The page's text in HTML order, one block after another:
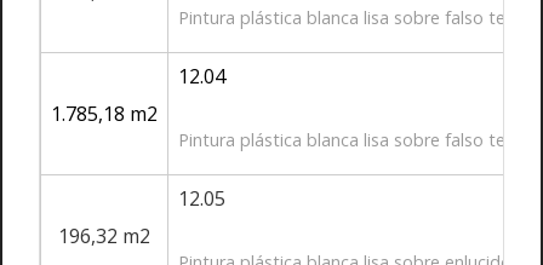
Pintura plástica blanca lisa sobre falso techo
1.785,18 m2
12.04
Pintura plástica blanca lisa sobre falso techo
196,32 m2
12.05